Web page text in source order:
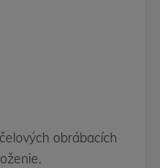
obrábacích